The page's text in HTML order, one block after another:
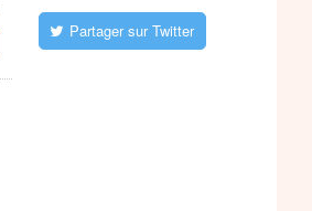
Partager sur Twitter